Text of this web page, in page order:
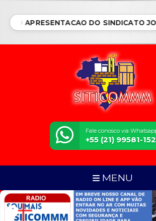
APRESENTACAO DO SINDICATO
Fale conosco via
+55 (21) 99581-
MENU